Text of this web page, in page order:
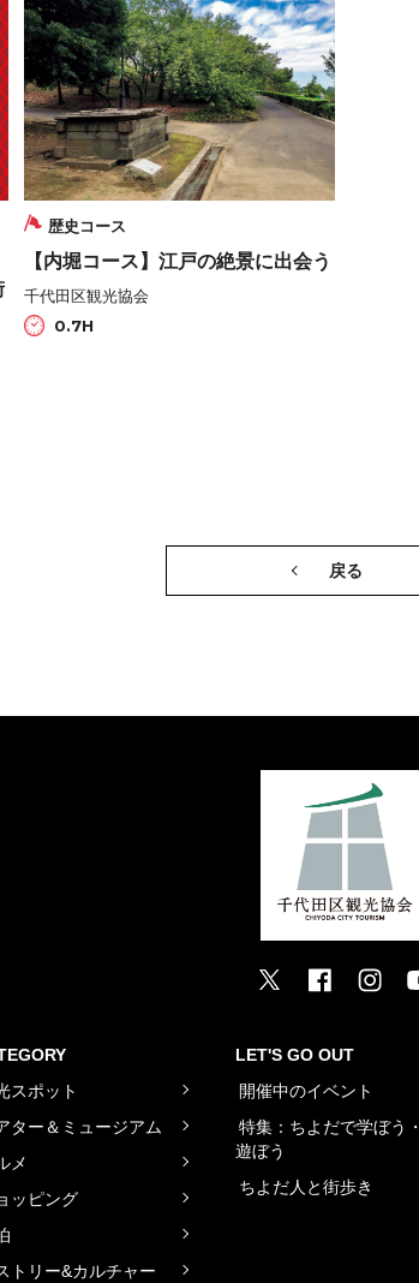
歴史コース
【内堀コース】江戸の絶景に出会う
千代田区観光協会
0.7H
戻る
スポット
ター＆ミュージアム
メ
ッピング
トリー&カルチャー
LET'S GO OUT
開催中のイベント
特集：ちよだで学ぼう・
遊ぼう
ちよだ人と街歩き